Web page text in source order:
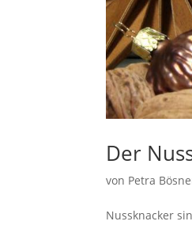
Der
von Petra
Nussknacker